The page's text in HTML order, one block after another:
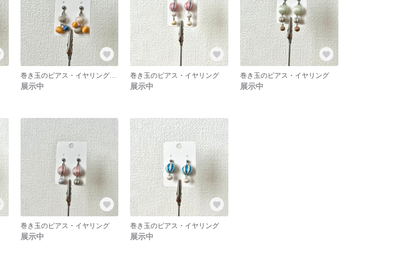
巻き玉のピアス・イヤリング＊木の実＊
展示中
巻き玉のピアス・イヤリング
展示中
巻き玉のピアス・イヤリング
展示中
巻き玉のピアス・イヤリング
展示中
巻き玉のピアス・イヤリング
展示中